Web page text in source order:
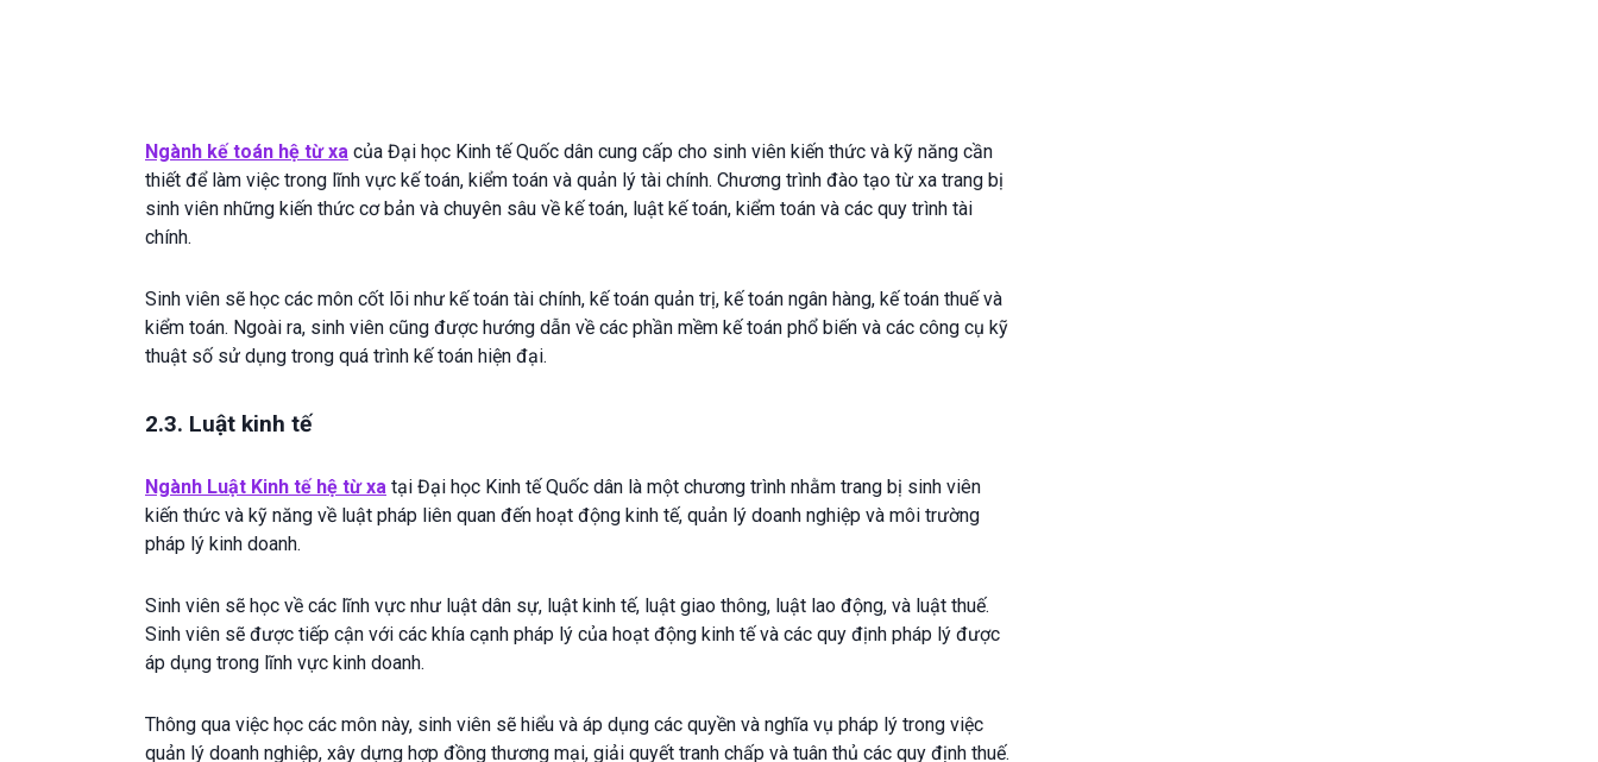
Ngành kế toán hệ từ xa của Đại học Kinh tế Quốc dân cung cấp cho sinh viên kiến thức và kỹ năng cần
thiết để làm việc trong lĩnh vực kế toán, kiểm toán và quản lý tài chính. Chương trình đào tạo từ xa trang bị
sinh viên những kiến thức cơ bản và chuyên sâu về kế toán, luật kế toán, kiểm toán và các quy trình tài
chính.
Sinh viên sẽ học các môn cốt lõi như kế toán tài chính, kế toán quản trị, kế toán ngân hàng, kế toán thuế và
kiểm toán. Ngoài ra, sinh viên cũng được hướng dẫn về các phần mềm kế toán phổ biến và các công cụ kỹ
thuật số sử dụng trong quá trình kế toán hiện đại.
2.3. Luật kinh tế
Ngành Luật Kinh tế hệ từ xa tại Đại học Kinh tế Quốc dân là một chương trình nhằm trang bị sinh viên
kiến thức và kỹ năng về luật pháp liên quan đến hoạt động kinh tế, quản lý doanh nghiệp và môi trường
pháp lý kinh doanh.
Sinh viên sẽ học về các lĩnh vực như luật dân sự, luật kinh tế, luật giao thông, luật lao động, và luật thuế.
Sinh viên sẽ được tiếp cận với các khía cạnh pháp lý của hoạt động kinh tế và các quy định pháp lý được
áp dụng trong lĩnh vực kinh doanh.
Thông qua việc học các môn này, sinh viên sẽ hiểu và áp dụng các quyền và nghĩa vụ pháp lý trong việc
quản lý doanh nghiệp, xây dựng hợp đồng thương mại, giải quyết tranh chấp và tuân thủ các quy định thuế.